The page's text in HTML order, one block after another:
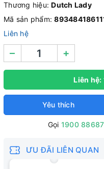
Thương hiệu:Dutch Lady
Mã sản phẩm:
Liên hệ
– +
Liên hệ:
Yêu thích
Gọi 1900
ƯU ĐÃI LIÊN QUAN